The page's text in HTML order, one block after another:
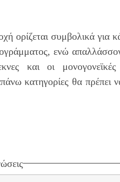
ορίζεται συμβολικά για
ενώ
και οι
κατηγορίες θα πρέπει